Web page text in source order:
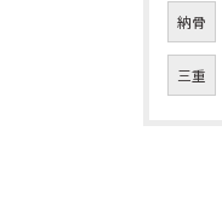
納骨
三重